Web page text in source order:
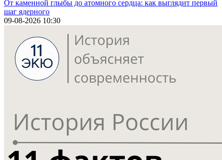
От каменной глыбы до атомного сердца: как выглядит первый
шаг ядерного
09-08-2026 10:30